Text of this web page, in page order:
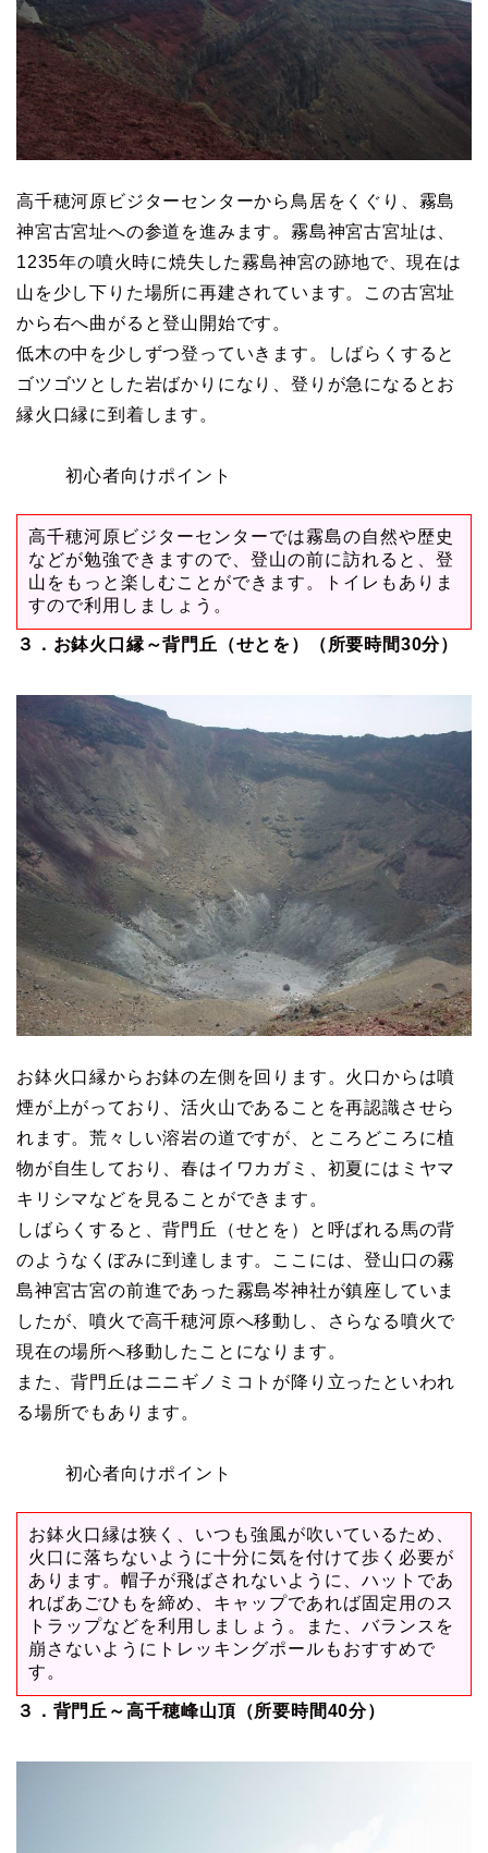
高千穂河原ビジターセンターから鳥居をくぐり、霧島
神宮古宮址への参道を進みます。霧島神宮古宮址は、
1235年の噴火時に焼失した霧島神宮の跡地で、現在は
山を少し下りた場所に再建されています。この古宮址
から右へ曲がると登山開始です。
低木の中を少しずつ登っていきます。しばらくすると
ゴツゴツとした岩ばかりになり、登りが急になるとお
縁火口縁に到着します。
初心者向けポイント
高千穂河原ビジターセンターでは霧島の自然や歴史
などが勉強できますので、登山の前に訪れると、登
山をもっと楽しむことができます。トイレもありま
すので利用しましょう。
３．お鉢火口縁～背門丘（せとを）（所要時間30分）
お鉢火口縁からお鉢の左側を回ります。火口からは噴
煙が上がっており、活火山であることを再認識させら
れます。荒々しい溶岩の道ですが、ところどころに植
物が自生しており、春はイワカガミ、初夏にはミヤマ
キリシマなどを見ることができます。
しばらくすると、背門丘（せとを）と呼ばれる馬の背
のようなくぼみに到達します。ここには、登山口の霧
島神宮古宮の前進であった霧島岑神社が鎮座していま
したが、噴火で高千穂河原へ移動し、さらなる噴火で
現在の場所へ移動したことになります。
また、背門丘はニニギノミコトが降り立ったといわれ
る場所でもあります。
初心者向けポイント
お鉢火口縁は狭く、いつも強風が吹いているため、
火口に落ちないように十分に気を付けて歩く必要が
あります。帽子が飛ばされないように、ハットであ
ればあごひもを締め、キャップであれば固定用のス
トラップなどを利用しましょう。また、バランスを
崩さないようにトレッキングポールもおすすめで
す。
３．背門丘～高千穂峰山頂（所要時間40分）